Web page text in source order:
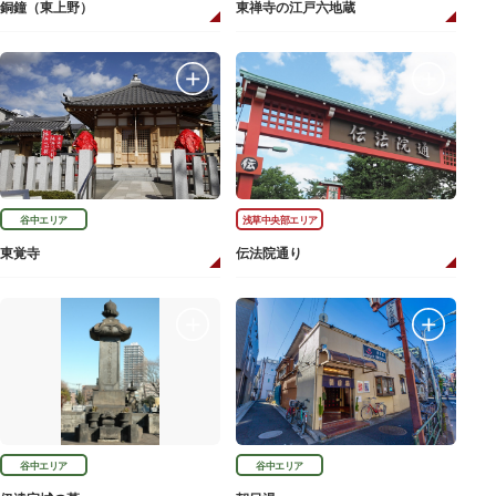
銅鐘（東上野） 東禅寺の江戸六地蔵
谷中エリア
東覚寺
浅草中央部エリア
伝法院通り
谷中エリア 谷中エリア